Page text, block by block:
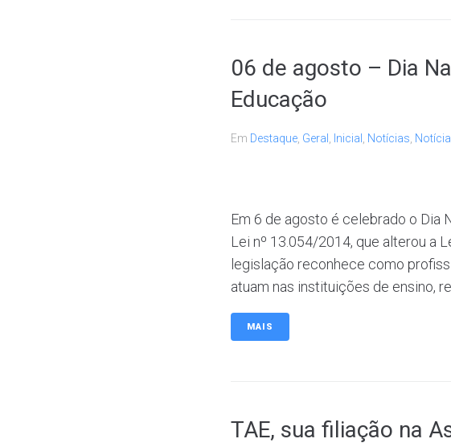
06 de agosto – Dia
Educação
Em Destaque Geral Inicial Notícias
Em 6 de agosto é celebrado o Dia
Lei nº 13.054/2014, que alterou a
legislação reconhece como
atuam nas instituições de ensino,
MAIS
TAE, sua filiação na